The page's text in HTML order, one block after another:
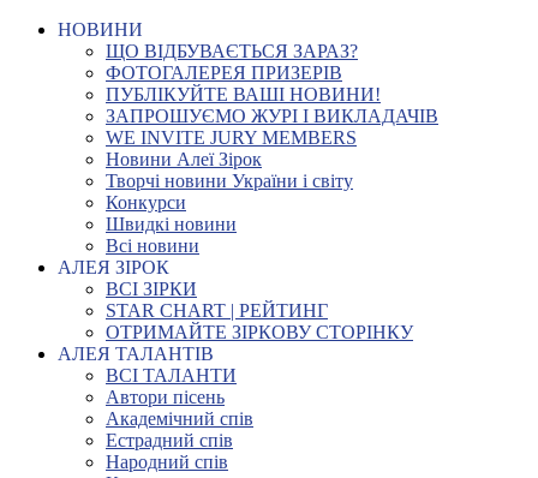
НОВИНИ
ЩО ВІДБУВАЄТЬСЯ ЗАРАЗ?
ФОТОГАЛЕРЕЯ ПРИЗЕРІВ
ПУБЛІКУЙТЕ ВАШІ НОВИНИ!
ЗАПРОШУЄМО ЖУРІ І ВИКЛАДАЧІВ
WE INVITE JURY MEMBERS
Новини Алеї Зірок
Творчі новини України і світу
Конкурси
Швидкі новини
Всі новини
АЛЕЯ ЗІРОК
ВСІ ЗІРКИ
STAR CHART | РЕЙТИНГ
ОТРИМАЙТЕ ЗІРКОВУ СТОРІНКУ
АЛЕЯ ТАЛАНТІВ
ВСІ ТАЛАНТИ
Автори пісень
Академічний спів
Естрадний спів
Народний спів